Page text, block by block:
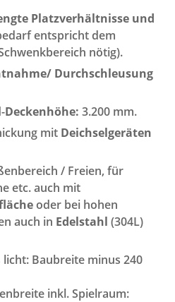
Platzverhältnisse und
entspricht dem
nötig).
Durchschleusung
Deckenhöhe: 3.200 mm.
mit Deichselgeräten
/ Freien, für
etc. auch mit
oder bei hohen
auch in Edelstahl (304L)
Baubreite minus 240
inkl. Spielraum: